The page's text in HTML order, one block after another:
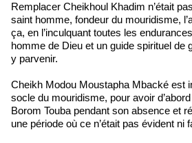
Remplacer Cheikhoul Khadim n’était
saint homme, fondeur du mouridisme,
ça, en l’inculquant toutes les
homme de Dieu et un guide spirituel de
y parvenir.
Cheikh Modou Moustapha Mbacké est
socle du mouridisme, pour avoir
Borom Touba pendant son absence et
une période où ce n’était pas évident ni